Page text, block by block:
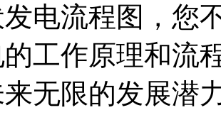
电流程图，您
的工作原理和流
来无限的发展潜